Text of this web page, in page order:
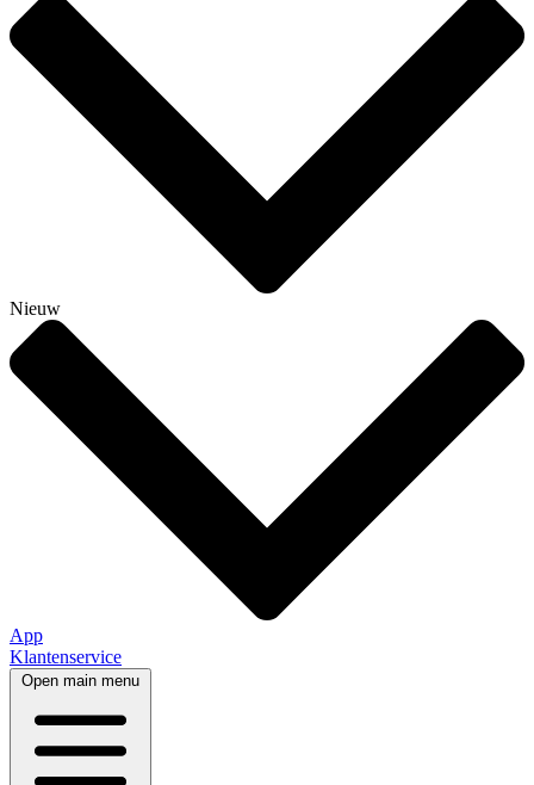
Nieuw
App
Klantenservice
Open main menu